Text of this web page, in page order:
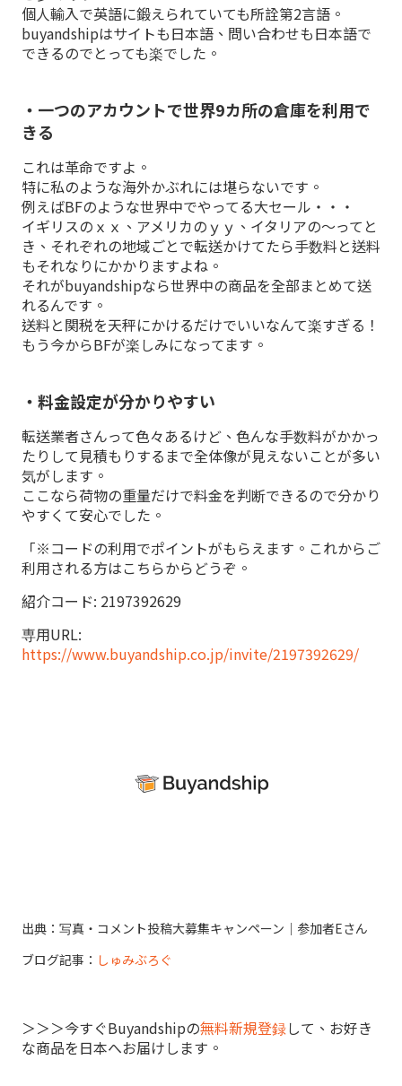
個人輸入で英語に鍛えられていても所詮第2言語。
buyandshipはサイトも日本語、問い合わせも日本語で
できるのでとっても楽でした。
・一つのアカウントで世界9カ所の倉庫を利用で
きる
これは革命ですよ。
特に私のような海外かぶれには堪らないです。
例えばBFのような世界中でやってる大セール・・・
イギリスのｘｘ、アメリカのｙｙ、イタリアの〜ってと
き、それぞれの地域ごとで転送かけてたら手数料と送料
もそれなりにかかりますよね。
それがbuyandshipなら世界中の商品を全部まとめて送
れるんです。
送料と関税を天秤にかけるだけでいいなんて楽すぎる！
もう今からBFが楽しみになってます。
・料金設定が分かりやすい
転送業者さんって色々あるけど、色んな手数料がかかっ
たりして見積もりするまで全体像が見えないことが多い
気がします。
ここなら荷物の重量だけで料金を判断できるので分かり
やすくて安心でした。
「※コードの利用でポイントがもらえます。これからご
利用される方はこちらからどうぞ。
紹介コード: 2197392629
専用URL:
https://www.buyandship.co.jp/invite/2197392629/
出典：写真・コメント投稿大募集キャンペーン｜参加者Eさん
ブログ記事： しゅみぶろぐ
＞＞＞今すぐBuyandshipの無料新規登録して、お好き
な商品を日本へお届けします。